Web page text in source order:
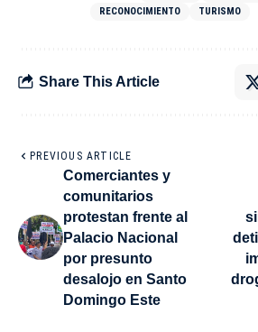
RECONOCIMIENTO
TURISMO
Share This Article
PREVIOUS ARTICLE
Comerciantes y
comunitarios
protestan frente al
Palacio Nacional
por presunto
desalojo en Santo
Domingo Este